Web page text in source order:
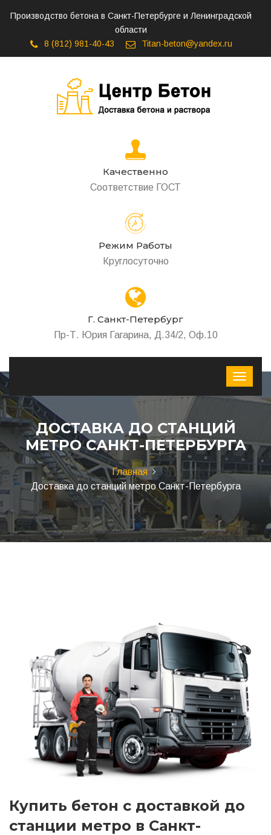
Производство бетона в Санкт-Петербурге и Ленинградской
области
8 (812) 981-40-43
Titan-beton@yandex.ru
Качественно
Соответствие ГОСТ
Режим Работы
Круглосуточно
Г. Санкт-Петербург
Пр-Т. Юрия Гагарина, Д.34/2, Оф.10
ДОСТАВКА ДО СТАНЦИЙ
МЕТРО САНКТ-ПЕТЕРБУРГА
Главная
Доставка до станций метро Санкт-Петербурга
Купить бетон с доставкой до
станции метро в Санкт-